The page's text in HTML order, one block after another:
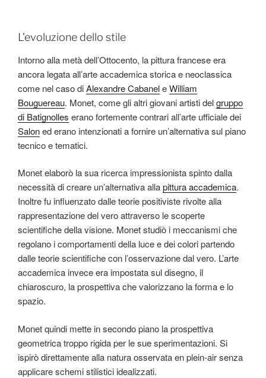
L’evoluzione dello stile
Intorno alla metà dell’Ottocento, la pittura francese era
ancora legata all’arte accademica storica e neoclassica
come nel caso diAlexandre CabaneleWilliam
Bouguereau. Monet, come gli altri giovani artisti delgruppo
di Batignolles erano fortemente contrari all’arte ufficiale dei
Saloned erano intenzionati a fornire un’alternativa sul piano
tecnico e tematici.
Monet elaborò la sua ricerca impressionista spinto dalla
necessità di creare un’alternativa allapittura accademica.
Inoltre fu influenzato dalle teorie positiviste rivolte alla
rappresentazione del vero attraverso le scoperte
scientifiche della visione. Monet studiò i meccanismi che
regolano i comportamenti della luce e dei colori partendo
dalle teorie scientifiche con l’osservazione dal vero. L’arte
accademica invece era impostata sul disegno, il
chiaroscuro, la prospettiva che valorizzano la forma e lo
spazio.
Monet quindi mette in secondo piano la prospettiva
geometrica troppo rigida per le sue sperimentazioni. Si
ispirò direttamente alla natura osservata en plein-air senza
applicare schemi stilistici idealizzati.